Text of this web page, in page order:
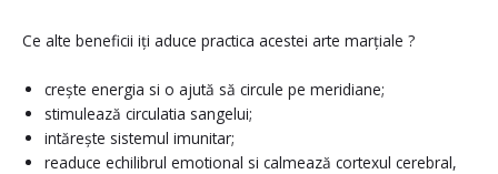
Ce alte beneficii iți aduce practica acestei arte marțiale ?
crește energia si o ajută să circule pe meridiane;
stimulează circulatia sangelui;
intărește sistemul imunitar;
readuce echilibrul emotional si calmează cortexul cerebral,